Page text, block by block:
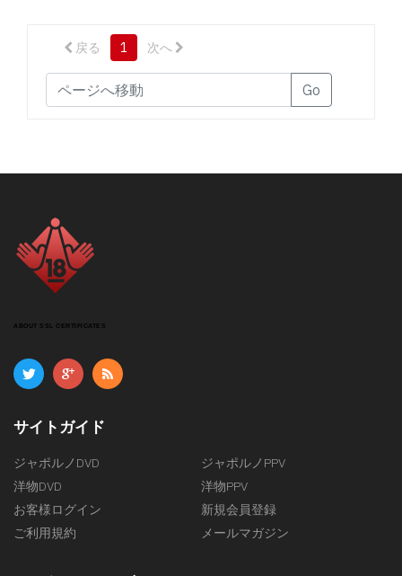
ワンピース (DVD) $9.50
DoBaDAM (DVD) $9.50
ジョイデル (DVD) $6.50
すべて見る
戻る 1 次へ
Go
ABOUT SSL CERTIFICATES
サイトガイド
ジャポルノDVD
ジャポルノPPV
洋物DVD
洋物PPV
お客様ログイン
新規会員登録
ご利用規約
メールマガジン